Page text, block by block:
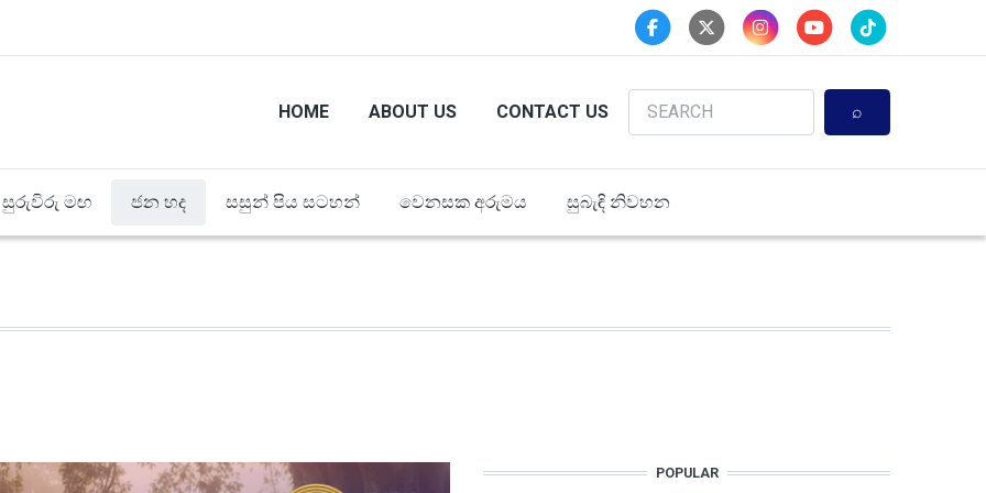
HOME ABOUT US CONTACT US
Search
සුරුවිරු මඟ ජන හද සසුන් පිය සටහන් වෙනසක අරුමය සුබැඳි නිවහන
POPULAR